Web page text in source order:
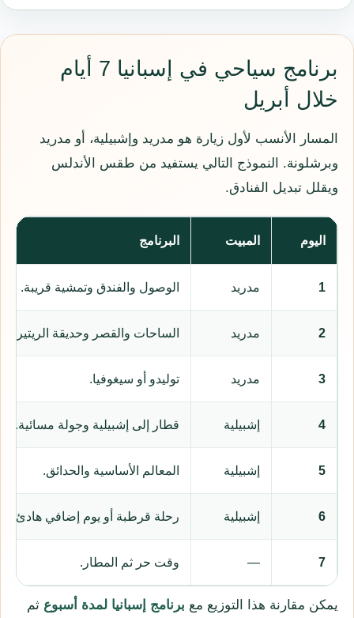
برنامج سياحي في إسبانيا 7 أيام
خلال أبريل
المسار الأنسب لأول زيارة هو مدريد وإشبيلية، أو مدريد
وبرشلونة. النموذج التالي يستفيد من طقس الأندلس
ويقلل تبديل الفنادق.
اليوم المبيت البرنامج
1 مدريد الوصول والفندق وتمشية قريبة.
2 مدريد الساحات والقصر وحديقة الريتيرو.
3 مدريد توليدو أو سيغوفيا.
4 إشبيلية قطار إلى إشبيلية وجولة مسائية.
5 إشبيلية المعالم الأساسية والحدائق.
6 إشبيلية رحلة قرطبة أو يوم إضافي هادئ.
7
— وقت حر ثم المطار.
يمكن مقارنة هذا التوزيع مع برنامج إسبانيا لمدة أسبوع ثم